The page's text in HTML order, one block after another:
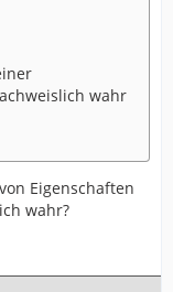
wahr
Eigenschaften
wahr?